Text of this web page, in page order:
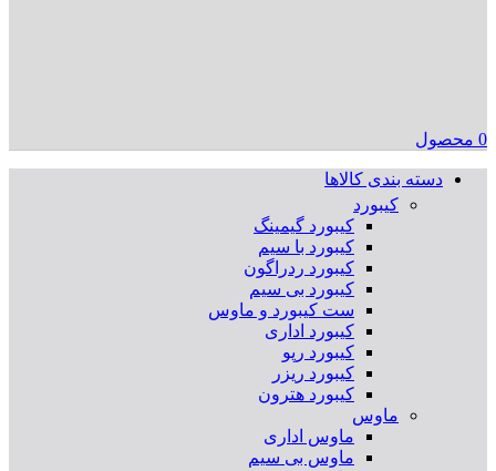
0 محصول
دسته بندی کالاها
کیبورد
کیبورد گیمینگ
کیبورد با سیم
کیبورد ردراگون
کیبورد بی سیم
ست کیبورد و ماوس
کیبورد اداری
کیبورد رپو
کیبورد ریزر
کیبورد هترون
ماوس
ماوس اداری
ماوس بی سیم